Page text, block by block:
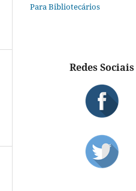
Para Bibliotecários
Redes Sociais